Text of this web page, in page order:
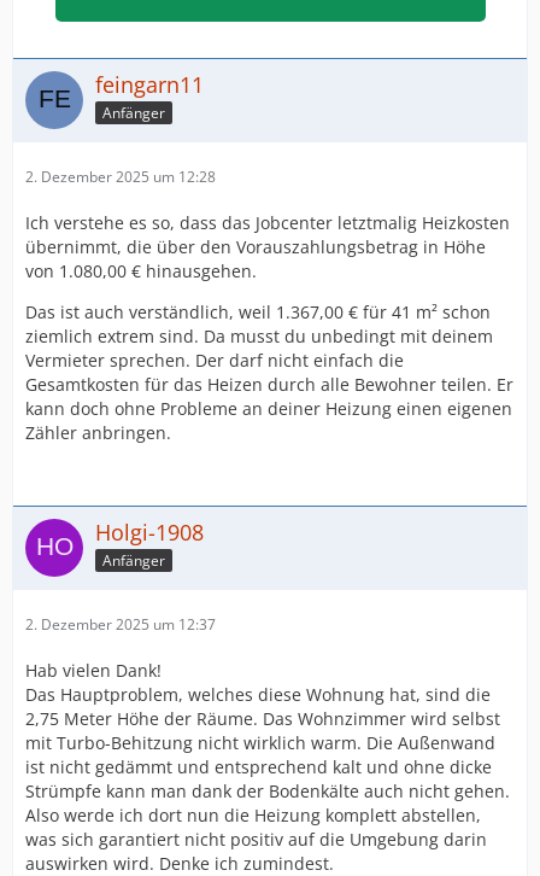
feingarn11
Anfänger
2. Dezember 2025 um 12:28
Ich verstehe es so, dass das Jobcenter letztmalig Heizkosten
übernimmt, die über den Vorauszahlungsbetrag in Höhe
von 1.080,00 € hinausgehen.
Das ist auch verständlich, weil 1.367,00 € für 41 m² schon
ziemlich extrem sind. Da musst du unbedingt mit deinem
Vermieter sprechen. Der darf nicht einfach die
Gesamtkosten für das Heizen durch alle Bewohner teilen. Er
kann doch ohne Probleme an deiner Heizung einen eigenen
Zähler anbringen.
Holgi-1908
Anfänger
2. Dezember 2025 um 12:37
Hab vielen Dank!
Das Hauptproblem, welches diese Wohnung hat, sind die
2,75 Meter Höhe der Räume. Das Wohnzimmer wird selbst
mit Turbo-Behitzung nicht wirklich warm. Die Außenwand
ist nicht gedämmt und entsprechend kalt und ohne dicke
Strümpfe kann man dank der Bodenkälte auch nicht gehen.
Also werde ich dort nun die Heizung komplett abstellen,
was sich garantiert nicht positiv auf die Umgebung darin
auswirken wird. Denke ich zumindest.